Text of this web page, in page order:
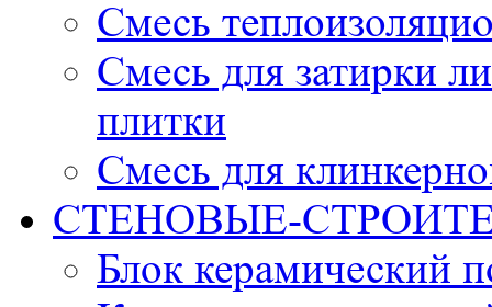
Смесь
Смесь для затирки
плитки
Смесь для
СТЕНОВЫЕ-
Блок керамический